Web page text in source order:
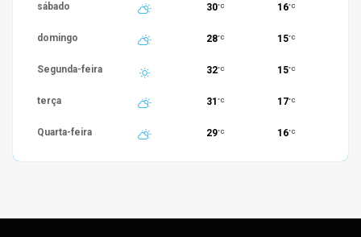
sábado 30°C 16°C
domingo 28°C 15°C
Segunda-feira 32°C 15°C
terça 31 °C 17°C
Quarta-feira 29°C 16°C